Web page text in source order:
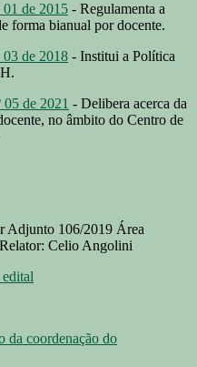
de 2015 - Regulamenta a
forma bianual por docente.
de 2018 - Institui a Política
de 2021 - Delibera acerca da
no âmbito do Centro de
Adjunto 106/2019 Área
Celio Angolini
da coordenação do